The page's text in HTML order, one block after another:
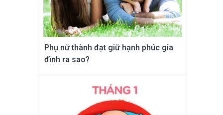
Phụ nữ thành đạt giữ hạnh phúc gia
đình ra sao?